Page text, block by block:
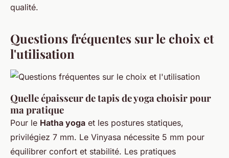
qualité.
Questions fréquentes sur le choix et
l'utilisation
Quelle épaisseur de tapis de yoga choisir pour
ma pratique
Pour le Hatha yoga et les postures statiques,
privilégiez 7 mm. Le Vinyasa nécessite 5 mm pour
équilibrer confort et stabilité. Les pratiques